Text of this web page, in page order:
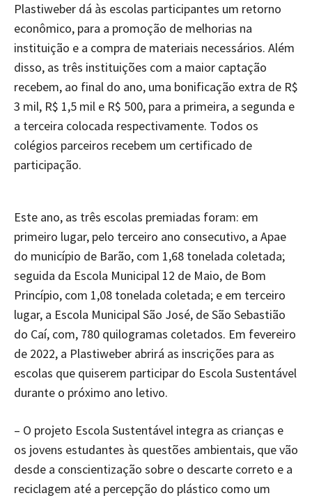
Plastiweber dá às escolas participantes um retorno
econômico, para a promoção de melhorias na
instituição e a compra de materiais necessários. Além
disso, as três instituições com a maior captação
recebem, ao final do ano, uma bonificação extra de R$
3 mil, R$ 1,5 mil e R$ 500, para a primeira, a segunda e
a terceira colocada respectivamente. Todos os
colégios parceiros recebem um certificado de
participação.
Este ano, as três escolas premiadas foram: em
primeiro lugar, pelo terceiro ano consecutivo, a Apae
do município de Barão, com 1,68 tonelada coletada;
seguida da Escola Municipal 12 de Maio, de Bom
Princípio, com 1,08 tonelada coletada; e em terceiro
lugar, a Escola Municipal São José, de São Sebastião
do Caí, com, 780 quilogramas coletados. Em fevereiro
de 2022, a Plastiweber abrirá as inscrições para as
escolas que quiserem participar do Escola Sustentável
durante o próximo ano letivo.
– O projeto Escola Sustentável integra as crianças e
os jovens estudantes às questões ambientais, que vão
desde a conscientização sobre o descarte correto e a
reciclagem até a percepção do plástico como um